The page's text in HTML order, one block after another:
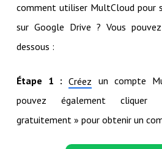
comment utiliser MultCloud pour
sur Google Drive ? Vous
dessous :
Étape 1 : Créez un compte
pouvez également cliquer
gratuitement » pour obtenir un